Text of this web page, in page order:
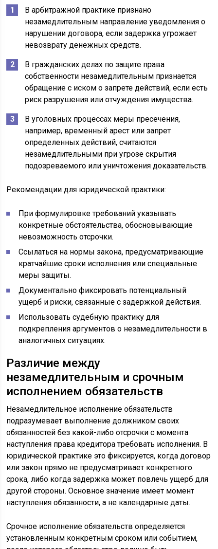
В арбитражной практике признано
незамедлительным направление уведомления о
нарушении договора, если задержка угрожает
невозврату денежных средств.
В гражданских делах по защите права
собственности незамедлительным признается
обращение с иском о запрете действий, если есть
риск разрушения или отчуждения имущества.
В уголовных процессах меры пресечения,
например, временный арест или запрет
определенных действий, считаются
незамедлительными при угрозе скрытия
подозреваемого или уничтожения доказательств.
Рекомендации для юридической практики:
При формулировке требований указывать
конкретные обстоятельства, обосновывающие
невозможность отсрочки.
Ссылаться на нормы закона, предусматривающие
кратчайшие сроки исполнения или специальные
меры защиты.
Документально фиксировать потенциальный
ущерб и риски, связанные с задержкой действия.
Использовать судебную практику для
подкрепления аргументов о незамедлительности в
аналогичных ситуациях.
Различие между
незамедлительным и срочным
исполнением обязательств
Незамедлительное исполнение обязательств
подразумевает выполнение должником своих
обязанностей без какой-либо отсрочки с момента
наступления права кредитора требовать исполнения. В
юридической практике это фиксируется, когда договор
или закон прямо не предусматривает конкретного
срока, либо когда задержка может повлечь ущерб для
другой стороны. Основное значение имеет момент
наступления обязанности, а не календарные даты.
Срочное исполнение обязательств определяется
установленным конкретным сроком или событием,